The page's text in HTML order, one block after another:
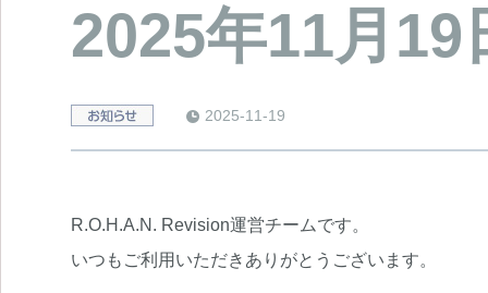
2025年11月
2025-11-19
R.O.H.A.N. Revision運営チームです。
いつもご利用いただきありがとうございます。